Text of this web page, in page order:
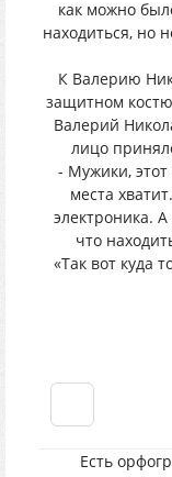
как можно
находиться, но
К Валерию
защитном
Валерий
лицо
- Мужики, этот
места
электроника.
что
«Так вот куда
Есть